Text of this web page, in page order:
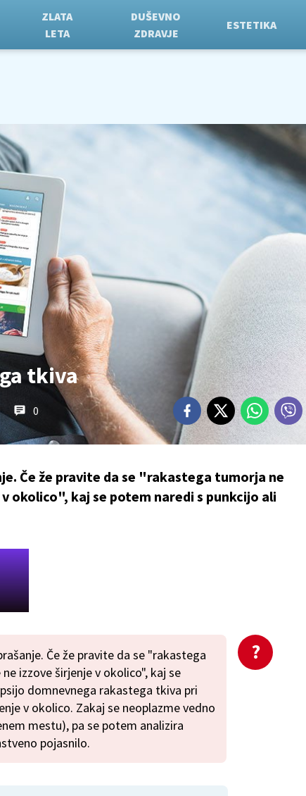
ZLATA
LETA
DUŠEVNO
ZDRAVJE
ESTETIKA
tkiva
0
Če že pravite da se "rakastega tumorja ne
okolico", kaj se potem naredi s punkcijo ali
Če že pravite da se "rakastega
izzove širjenje v okolico", kaj se
domnevnega rakastega tkiva pri
v okolico. Zakaj se neoplazme vedno
mestu), pa se potem analizira
pojasnilo.